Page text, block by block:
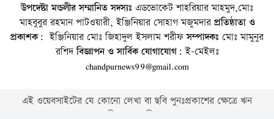
উপদেষ্টা মন্ডলীর সম্মানিত সদস্যঃ এডভোকেট শাহরিয়ার মাহমুদ,মোঃ
মাহবুবুর রহমান পাটওয়ারী, ইঞ্জিনিয়ার সোহাগ মজুমদারপ্রতিষ্ঠাতা ও
প্রকাশক: ইঞ্জিনিয়ার মোঃ জিহাদুল ইসলাম শরীফসম্পাদকঃ মোঃ মামুনুর
রশিদবিজ্ঞাপন ও সার্বিক যোগাযোগ: ই-মেইলঃ
chandpurnews99@gmail.com
এই ওয়েবসাইটের যে কোনো লেখা বা ছবি পুনঃপ্রকাশের ক্ষেত্রে ঋন
স্বীকার বাঞ্চনীয় ।